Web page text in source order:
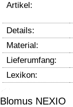
Artikel:
Details:
Material:
Lieferumfang:
Lexikon:
Blomus NEXIO